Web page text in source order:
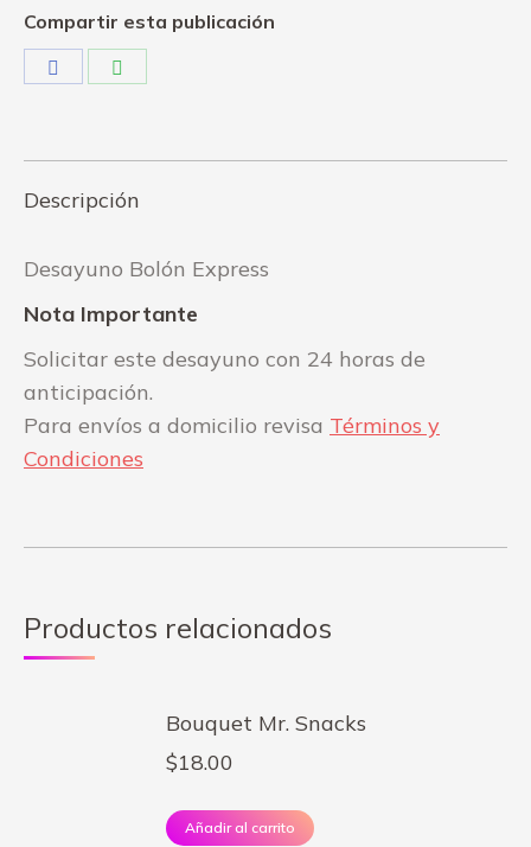
Compartir esta publicación
Descripción
Desayuno Bolón Express
Nota Importante
Solicitar este desayuno con 24 horas de
anticipación.
Para envíos a domicilio revisa Términos y
Condiciones
Productos relacionados
Bouquet Mr. Snacks
$18.00
Añadir al carrito